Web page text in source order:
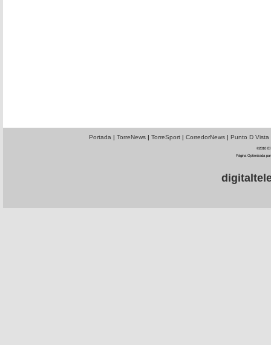
Portada | TorreNews| TorreSport| CorredorNews| Punto D Vista
©2010 El
Página Optimizada